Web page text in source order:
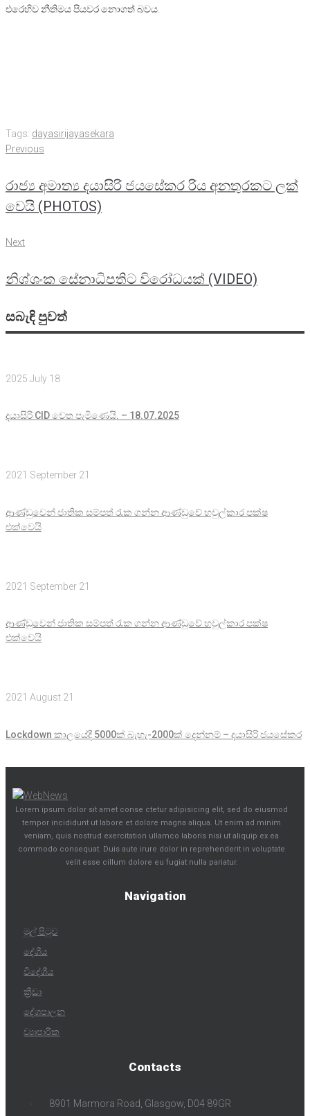
එරෙහිව නීතිමය පියවර නොගත් බවය.
Tags: dayasirijayasekara
Post
Previous
Previous
රාජ්‍ය අමාත්‍ය දයාසිරි ජයසේකර රිය අනතුරකට ලක්
වෙයි (PHOTOS)
Next
Next
නිශ්ශංක සේනාධිපතිට විරෝධයක් (VIDEO)
සබැඳි පුවත්
2025 July 18
දයාසිරි CID වෙත පැමිණෙයි. – 18.07.2025
2021 September 21
ආණ්ඩුවෙන් ජාතික සම්පත් රැක ගන්න ආණ්ඩුවේ හවුල්කාර පක්ෂ
එක්වෙයි
2021 September 21
ආණ්ඩුවෙන් ජාතික සම්පත් රැක ගන්න ආණ්ඩුවේ හවුල්කාර පක්ෂ
එක්වෙයි
2021 August 21
Lockdown කාලයේදී 5000ක් බැහැ-2000ක් දෙන්නම් – දයාසිරි ජයසේකර
Lorem ipsum dolor sit amet conse ctetur adipisicing elit, sed do eiusmod
tempor incididunt ut labore et dolore magna aliqua. Ut enim ad minim
veniam, quis nostrud exercitation ullamco laboris nisi ut aliquip ex ea
commodo consequat. Duis aute irure dolor in reprehenderit in voluptate
velit esse cillum dolore eu fugiat nulla pariatur.
Navigation
මුල් පිටුව
දේශීය
විදේශීය
ක්‍රීඩා
දේශපාලන
ව්‍යාපාරික
Contacts
8901 Marmora Road, Glasgow, D04 89GR